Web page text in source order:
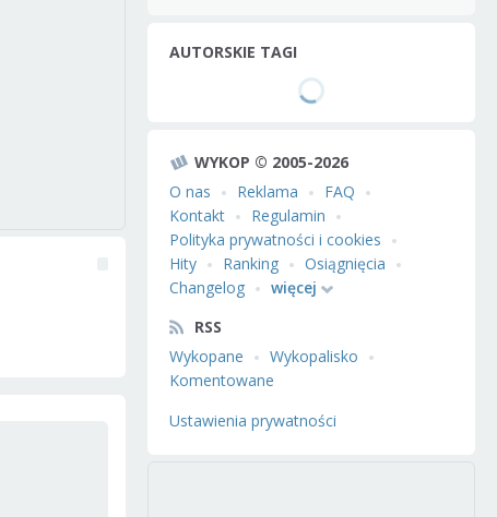
AUTORSKIE TAGI
WYKOP © 2005-2026
O nas
Reklama
FAQ
Kontakt
Regulamin
Polityka prywatności i cookies
Hity
Ranking
Osiągnięcia
Changelog
więcej
RSS
Wykopane
Wykopalisko
Komentowane
Ustawienia prywatności